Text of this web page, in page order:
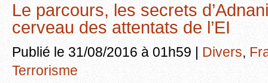
Le parcours, les secrets
cerveau des attentats de l’EI
Publié le 31/08/2016 à 01h59 | Divers,
Terrorisme